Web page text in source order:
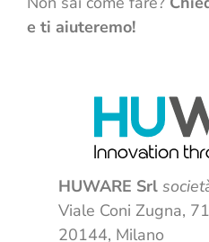
e ti aiuteremo!
HUWARE Srl
Viale Coni Zugna, 71
20144, Milano